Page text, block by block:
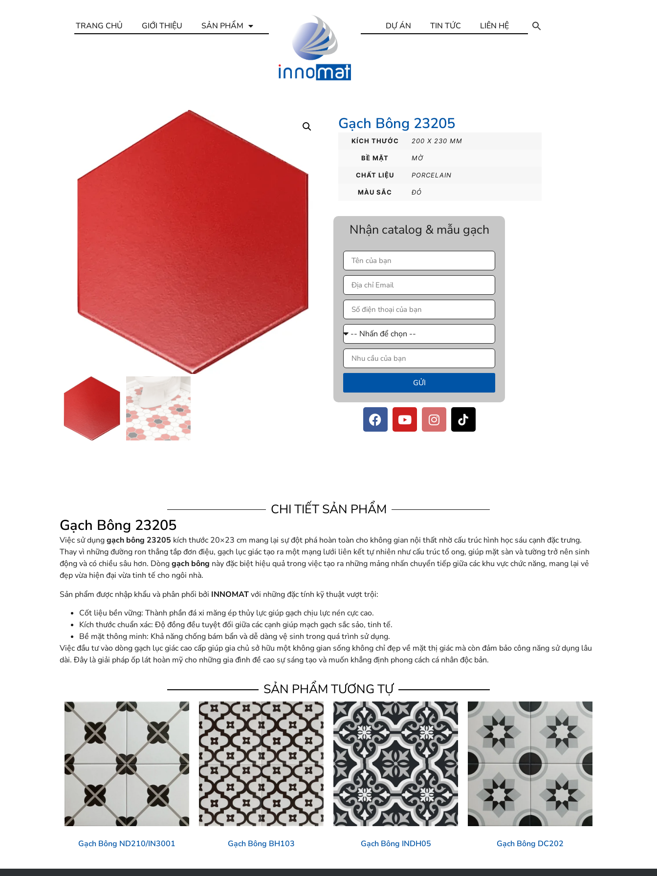
TRANG CHỦ GIỚI THIỆU SẢN PHẨM DỰ ÁN TIN TỨC LIÊN HỆ
Gạch Bông 23205
KÍCH THƯỚC 200 X 230 MM
BỀ MẶT MỜ
CHẤT LIỆU PORCELAIN
MÀU SẮC ĐỎ
Nhận catalog & mẫu gạch
GỬI
CHI TIẾT SẢN PHẨM
Gạch Bông 23205
Việc sử dụnggạch bông 23205 kích thước 20×23 cm mang lại sự đột phá hoàn toàn cho không gian nội thất nhờ cấu trúc hình học sáu cạnh đặc trưng.
Thay vì những đường ron thẳng tắp đơn điệu, gạch lục giác tạo ra một mạng lưới liên kết tự nhiên như cấu trúc tổ ong, giúp mặt sàn và tường trở nên sinh
động và có chiều sâu hơn. Dònggạch bông này đặc biệt hiệu quả trong việc tạo ra những mảng nhấn chuyển tiếp giữa các khu vực chức năng, mang lại vẻ
đẹp vừa hiện đại vừa tinh tế cho ngôi nhà.
Sản phẩm được nhập khẩu và phân phối bởi INNOMATvới những đặc tính kỹ thuật vượt trội:
Cốt liệu bền vững: Thành phần đá xi măng ép thủy lực giúp gạch chịu lực nén cực cao.
Kích thước chuẩn xác: Độ đồng đều tuyệt đối giữa các cạnh giúp mạch gạch sắc sảo, tinh tế.
Bề mặt thông minh: Khả năng chống bám bẩn và dễ dàng vệ sinh trong quá trình sử dụng.
Việc đầu tư vào dòng gạch lục giác cao cấp giúp gia chủ sở hữu một không gian sống không chỉ đẹp về mặt thị giác mà còn đảm bảo công năng sử dụng lâu
dài. Đây là giải pháp ốp lát hoàn mỹ cho những gia đình đề cao sự sáng tạo và muốn khẳng định phong cách cá nhân độc bản.
SẢN PHẨM TƯƠNG TỰ
Gạch Bông ND210/IN3001 Gạch Bông BH103 Gạch Bông INDH05 Gạch Bông DC202